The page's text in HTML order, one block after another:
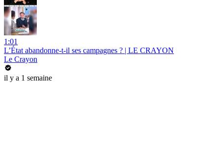
1:01
L’État abandonne-t-il ses campagnes ? | LE CRAYON
Le Crayon
il y a 1 semaine